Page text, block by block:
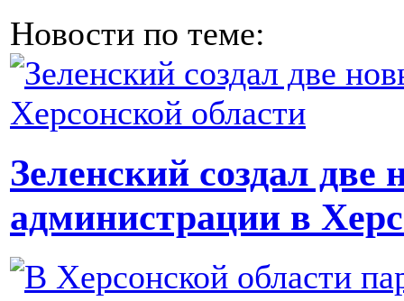
Новости по теме:
Зеленский создал
администрации в